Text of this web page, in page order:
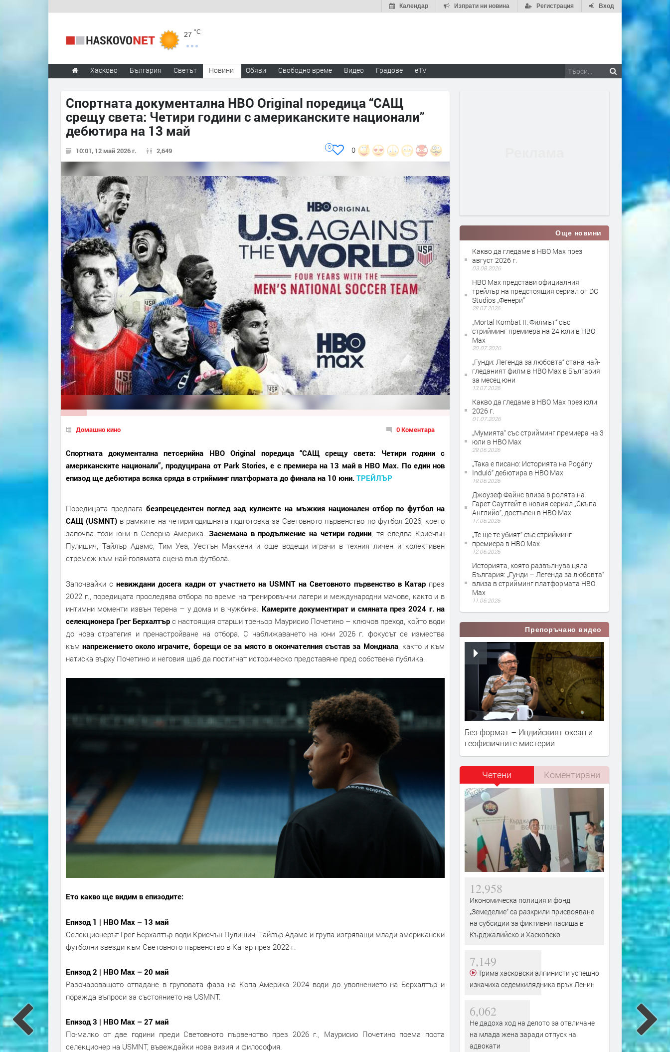
Вход
Регистрация
Изпрати ни новина
Календар
27 °C
Хасково България Светът Новини Обяви Свободно време Видео Градове eTV
Спортната документална HBO Original поредица “САЩ
срещу света: Четири години с американските национали”
дебютира на 13 май
10:01, 12 май 2026 г. 2,649 0
0
Домашно кино 0 Коментара
Спортната документална петсерийна HBO Original поредица “САЩ срещу света: Четири години с
американските национали”, продуцирана от Park Stories, e с премиера на 13 май в HBO Max. По един нов
епизод ще дебютира всяка сряда в стрийминг платформата до финала на 10 юни. ТРЕЙЛЪР
Поредицата предлага безпрецедентен поглед зад кулисите на мъжкия национален отбор по футбол на
САЩ (USMNT) в рамките на четиригодишната подготовка за Световното първенство по футбол 2026, което
започва този юни в Северна Америка. Заснемана в продължение на четири години, тя следва Крисчън
Пулишич, Тайлър Адамс, Тим Уеа, Уестън Маккени и още водещи играчи в техния личен и колективен
стремеж към най-голямата сцена във футбола.
Започвайки с невиждани досега кадри от участието на USMNT на Световното първенство в Катар през
2022 г., поредицата проследява отбора по време на тренировъчни лагери и международни мачове, както и в
интимни моменти извън терена – у дома и в чужбина. Камерите документират и смяната през 2024 г. на
селекционера Грег Берхалтър с настоящия старши треньор Маурисио Почетино – ключов преход, който води
до нова стратегия и пренастройване на отбора. С наближаването на юни 2026 г. фокусът се измества
към напрежението около играчите, борещи се за място в окончателния състав за Мондиала, както и към
натиска върху Почетино и неговия щаб да постигнат историческо представяне пред собствена публика.
Ето какво ще видим в епизодите:
Епизод 1 | HBO Max – 13 май
Селекционерът Грег Берхалтър води Крисчън Пулишич, Тайлър Адамс и група изгряващи млади американски
футболни звезди към Световното първенство в Катар през 2022 г.
Епизод 2 | HBO Max – 20 май
Разочароващото отпадане в груповата фаза на Копа Америка 2024 води до уволнението на Берхалтър и
поражда въпроси за състоянието на USMNT.
Епизод 3 | HBO Max – 27 май
По-малко от две години преди Световното първенство през 2026 г., Маурисио Почетино поема поста
селекционер на USMNT, въвеждайки нова визия и философия.
Още новини
Какво да гледаме в HBO Max през
август 2026 г.
03.08.2026
HBO Max представи официалния
трейлър на предстоящия сериал от DC
Studios „Фенери“
28.07.2026
„Mortal Kombat II: Филмът“ със
стрийминг премиера на 24 юли в HBO
Max
20.07.2026
„Гунди: Легенда за любовта“ стана най-
гледаният филм в HBO Max в България
за месец юни
13.07.2026
Какво да гледаме в HBO Max през юли
2026 г.
01.07.2026
„Мумията“ със стрийминг премиера на 3
юли в HBO Max
29.06.2026
„Така е писано: Историята на Pogány
Induló“ дебютира в HBO Max
19.06.2026
Джоузеф Файнс влиза в ролята на
Гарет Саутгейт в новия сериал „Скъпа
Английо“, достъпен в HBO Max
17.06.2026
„Те ще те убият“ със стрийминг
премиера в HBO Max
12.06.2026
Историята, която развълнува цяла
България: „Гунди – Легенда за любовта“
влиза в стрийминг платформата HBO
Max
11.06.2026
Препоръчано видео
Без формат – Индийският океан и
геофизичните мистерии
Четени Коментирани
12,958
Икономическа полиция и фонд
„Земеделие“ са разкрили присвояване
на субсидии за фиктивни пасища в
Кърджалийско и Хасковско
7,149
Трима хасковски алпинисти успешно
изкачиха седемхилядника връх Ленин
6,062
Не дадоха ход на делото за отвличане
на млада жена заради отпуск на
адвокати